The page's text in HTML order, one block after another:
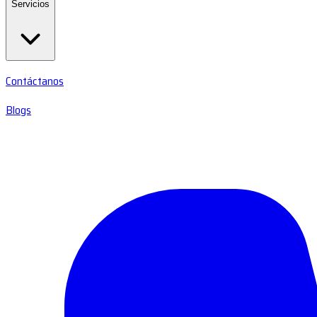
Servicios
Contáctanos
Blogs